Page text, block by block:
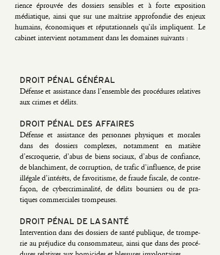
rience éprou­vée des dos­siers sen­sibles et à forte expo­si­tion
média­tique, ain­si que sur une maî­trise appro­fon­die des enjeux
humains, éco­no­miques et répu­ta­tion­nels qu’ils impliquent. Le
cabi­net inter­vient notam­ment dans les domaines suivants :
DROIT PÉNAL GÉNÉRAL
Défense et assis­tance dans l’ensemble des pro­cé­dures rela­tives
aux crimes et délits.
DROIT PÉNAL DES AFFAIRES
Défense et assis­tance des per­sonnes phy­siques et morales
dans des dos­siers com­plexes, notam­ment en matière
d’escroquerie, d’abus de biens sociaux, d’abus de confiance,
de blan­chi­ment, de cor­rup­tion, de tra­fic d’influence, de prise
illé­gale d’intérêts, de favo­ri­tisme, de fraude fis­cale, de contre­
fa­çon, de cyber­cri­mi­na­li­té, de délits bour­siers ou de pra­
tiques com­mer­ciales trompeuses.
DROIT PÉNAL DE LA SANTÉ
Inter­ven­tion dans des dos­siers de san­té publique, de trom­pe­
rie au pré­ju­dice du consom­ma­teur, ain­si que dans des pro­cé­